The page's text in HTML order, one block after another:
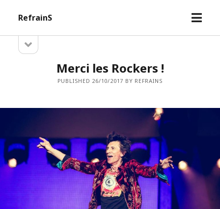
RefrainS
open
Sidebarsidebar
Merci les Rockers !
PUBLISHED 26/10/2017 BY REFRAINS